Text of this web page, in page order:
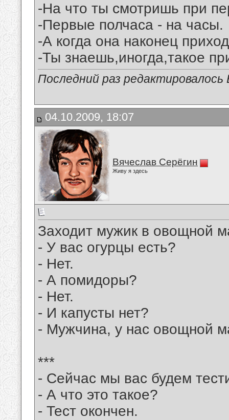
-На что ты смотришь при
-Первые полчаса - на часы.
-А когда она наконец
-Ты знаешь,иногда,такое
Последний раз
04.10.2009, 18:07
Вячеслав Серёгин
Живу я здесь
Заходит мужик в овощной
- У вас огурцы есть?
- Нет.
- А помидоры?
- Нет.
- И капусты нет?
- Мужчина, у нас овощной
***
- Сейчас мы вас будем
- А что это такое?
- Тест окончен.